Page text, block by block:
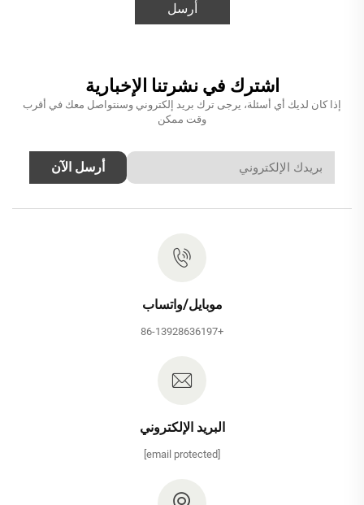
أرسل
اشترك في نشرتنا الإخبارية
إذا كان لديك أي أسئلة، يرجى ترك بريد إلكتروني وسنتواصل معك في أقرب
وقت ممكن
أرسل الآن
موبايل/واتساب
+86-13928636197
البريد الإلكتروني